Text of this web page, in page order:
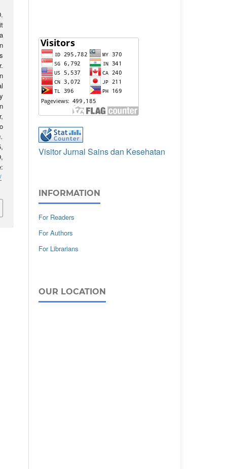
Visitor Jurnal Sains dan Kesehatan
INFORMATION
For Readers
For Authors
For Librarians
OUR LOCATION